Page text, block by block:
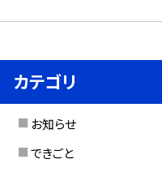
カテゴリ
お知らせ
できごと